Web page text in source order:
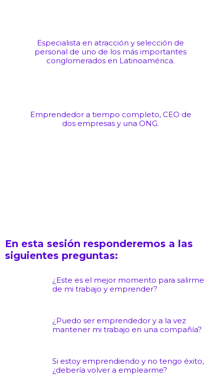
Especialista en atracción y selección de
personal de uno de los más importantes
conglomerados en Latinoamérica.
Emprendedor a tiempo completo, CEO de
dos empresas y una ONG.
En esta sesión responderemos a las
siguientes preguntas:
¿Este es el mejor momento para salirme
de mi trabajo y emprender?
¿Puedo ser emprendedor y a la vez
mantener mi trabajo en una compañía?
Si estoy emprendiendo y no tengo éxito,
¿debería volver a emplearme?